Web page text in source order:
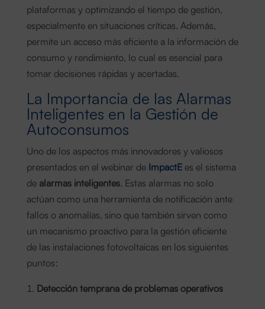
plataformas y optimizando el tiempo de gestión,
especialmente en situaciones críticas. Además,
permite un acceso más eficiente a la información de
consumo y rendimiento, lo cual es esencial para
tomar decisiones rápidas y acertadas.
La Importancia de las Alarmas
Inteligentes en la Gestión de
Autoconsumos
Uno de los aspectos más innovadores y valiosos
presentados en el webinar de ImpactEes el sistema
de alarmas inteligentes. Estas alarmas no solo
actúan como una herramienta de notificación ante
fallos o anomalías, sino que también sirven como
un mecanismo proactivo para la gestión eficiente
de las instalaciones fotovoltaicas en los siguientes
puntos:
Detección temprana de problemas operativos